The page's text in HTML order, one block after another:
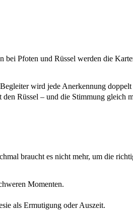
Pfoten und Rüssel werden die
wird jede Anerkennung doppelt
Rüssel – und die Stimmung gleich
braucht es nicht mehr, um die
Momenten.
als Ermutigung oder Auszeit.